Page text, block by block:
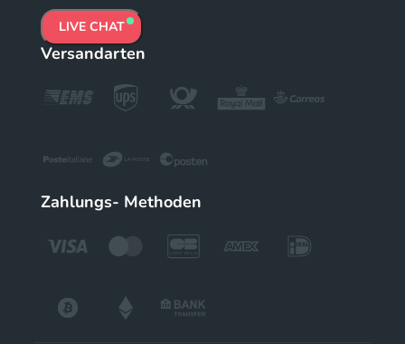
LIVE CHAT
Versandarten
Zahlungs- Methoden